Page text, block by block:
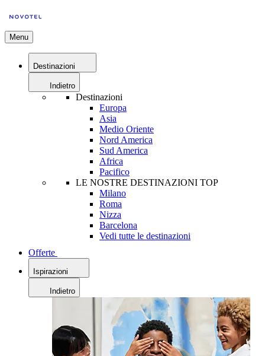
Menu
Destinazioni
Indietro
Destinazioni
Europa
Asia
Medio Oriente
Nord America
Sud America
Africa
Pacifico
LE NOSTRE DESTINAZIONI TOP
Milano
Roma
Nizza
Barcelona
Vedi tutte le destinazioni
Offerte
Ispirazioni
Indietro